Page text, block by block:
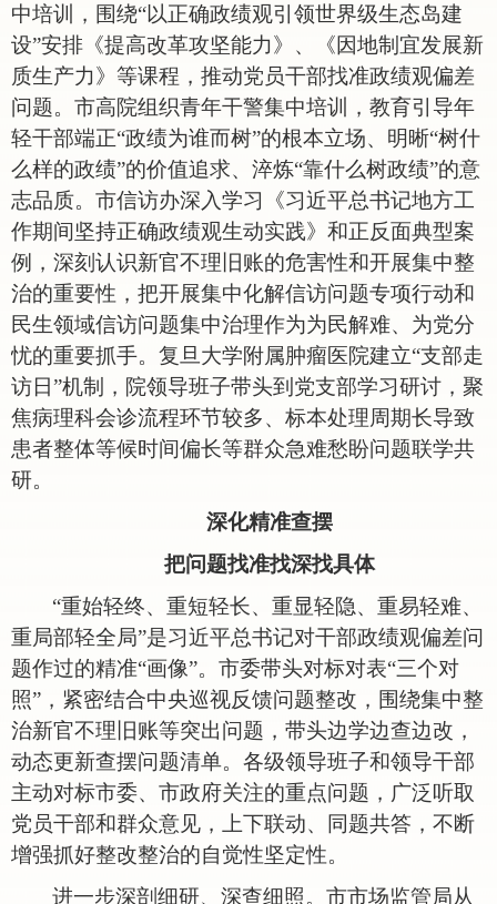
中培训，围绕“以正确政绩观引领世界级生态岛建
设”安排《提高改革攻坚能力》、《因地制宜发展新
质生产力》等课程，推动党员干部找准政绩观偏差
问题。市高院组织青年干警集中培训，教育引导年
轻干部端正“政绩为谁而树”的根本立场、明晰“树什
么样的政绩”的价值追求、淬炼“靠什么树政绩”的意
志品质。市信访办深入学习《习近平总书记地方工
作期间坚持正确政绩观生动实践》和正反面典型案
例，深刻认识新官不理旧账的危害性和开展集中整
治的重要性，把开展集中化解信访问题专项行动和
民生领域信访问题集中治理作为为民解难、为党分
忧的重要抓手。复旦大学附属肿瘤医院建立“支部走
访日”机制，院领导班子带头到党支部学习研讨，聚
焦病理科会诊流程环节较多、标本处理周期长导致
患者整体等候时间偏长等群众急难愁盼问题联学共
研。
深化精准查摆
把问题找准找深找具体
“重始轻终、重短轻长、重显轻隐、重易轻难、
重局部轻全局”是习近平总书记对干部政绩观偏差问
题作过的精准“画像”。市委带头对标对表“三个对
照”，紧密结合中央巡视反馈问题整改，围绕集中整
治新官不理旧账等突出问题，带头边学边查边改，
动态更新查摆问题清单。各级领导班子和领导干部
主动对标市委、市政府关注的重点问题，广泛听取
党员干部和群众意见，上下联动、同题共答，不断
增强抓好整改整治的自觉性坚定性。
进一步深剖细研、深查细照。市市场监管局从